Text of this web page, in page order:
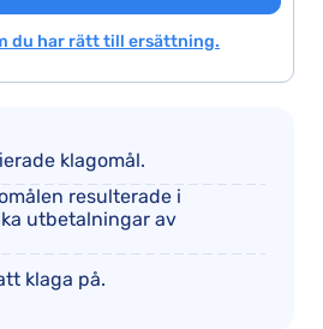
du har rätt till ersättning.
klagomål.
resulterade i
utbetalningar av
klaga på.